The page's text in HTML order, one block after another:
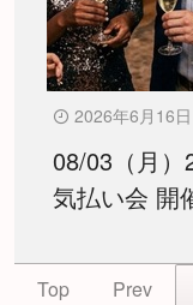
2026年6月16日
08/03（月
気払い会 開
Top Prev